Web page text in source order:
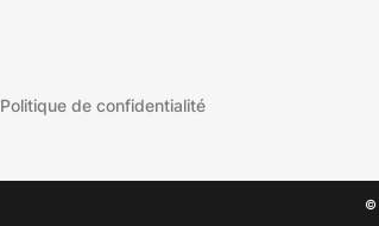
Politique de confidentialité
©